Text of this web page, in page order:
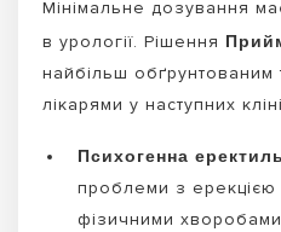
Мінімальне дозування
в урології. Рішення
найбільш
лікарями у наступних
Психогенна
проблеми з ерекцією
фізичними